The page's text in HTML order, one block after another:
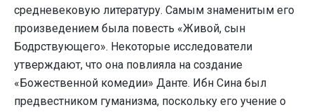
средневековую литературу. Самым знаменитым его
произведением была повесть «Живой, сын
Бодрствующего». Некоторые исследователи
утверждают, что она повлияла на создание
«Божественной комедии» Данте. Ибн Сина был
предвестником гуманизма, поскольку его учение о